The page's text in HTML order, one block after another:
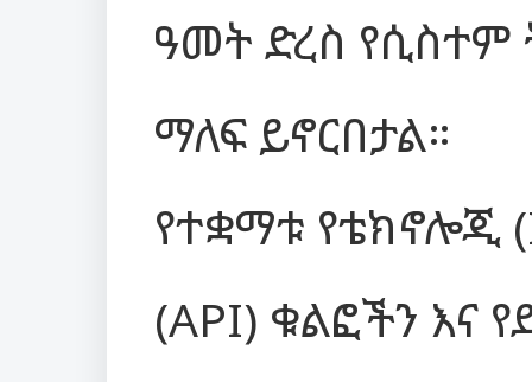
ዓመት ድረስ
ማለፍ ይኖርበታል።
የተቋማቱ የቴክኖሎጂ
(API) ቁልፎችን እና